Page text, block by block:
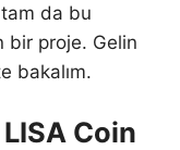
tam da bu
bir proje. Gelin
bakalım.
Coin